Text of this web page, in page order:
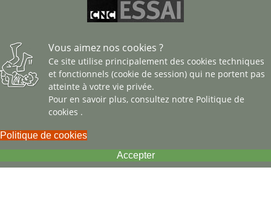
Vous aimez nos cookies ?
Ce site utilise principalement des cookies techniques
et fonctionnels (cookie de session) qui ne portent pas
atteinte à votre vie privée.
Pour en savoir plus, consultez notre Politique de
cookies .
Politique de cookies
Accepter